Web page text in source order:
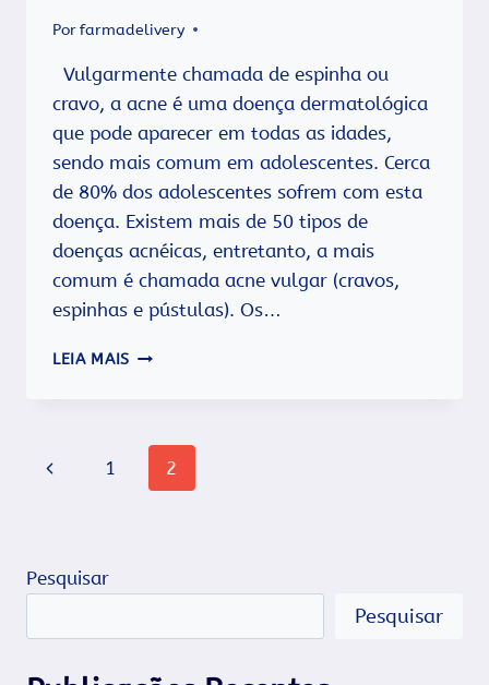
DESENVOLVIMENTO
ADOLESCENTE?
Porfarmadelivery
Vulgarmente chamada de espinha ou
cravo, a acne é uma doença dermatológica
que pode aparecer em todas as idades,
sendo mais comum em adolescentes. Cerca
de 80% dos adolescentes sofrem com esta
doença. Existem mais de 50 tipos de
doenças acnéicas, entretanto, a mais
comum é chamada acne vulgar (cravos,
espinhas e pústulas). Os…
LEIA MAIS ACNE
Navegação
Página
1 2
Pesquisar
Pesquisar